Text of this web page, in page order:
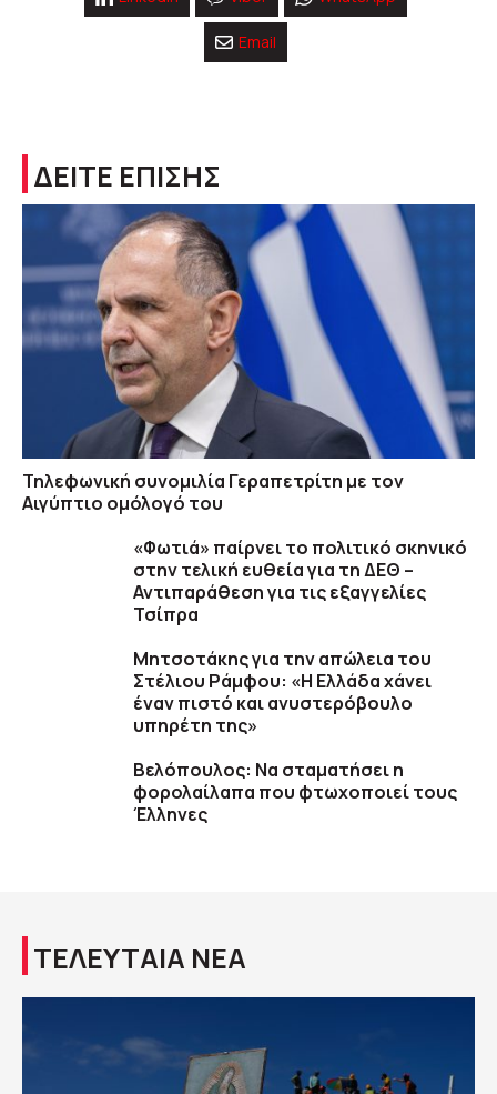
Email
ΔΕΙΤΕ ΕΠΙΣΗΣ
Τηλεφωνική συνομιλία Γεραπετρίτη με τον
Αιγύπτιο ομόλογό του
«Φωτιά» παίρνει το πολιτικό σκηνικό
στην τελική ευθεία για τη ΔΕΘ –
Αντιπαράθεση για τις εξαγγελίες
Τσίπρα
Μητσοτάκης για την απώλεια του
Στέλιου Ράμφου: «Η Ελλάδα χάνει
έναν πιστό και ανυστερόβουλο
υπηρέτη της»
Βελόπουλος: Να σταματήσει η
φορολαίλαπα που φτωχοποιεί τους
Έλληνες
ΤΕΛΕΥΤΑΙΑ ΝΕΑ